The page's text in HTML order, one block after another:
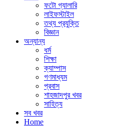
ফটো গ্যালারি
লাইফস্টাইল
তথ্য প্রযুক্তি
বিজ্ঞান
অন্যান্য
ধর্ম
শিক্ষা
ক্যাম্পাস
গণমাধ্যম
প্রবাস
শাহজাদপুর খবর
সাহিত্য
সব খবর
Home